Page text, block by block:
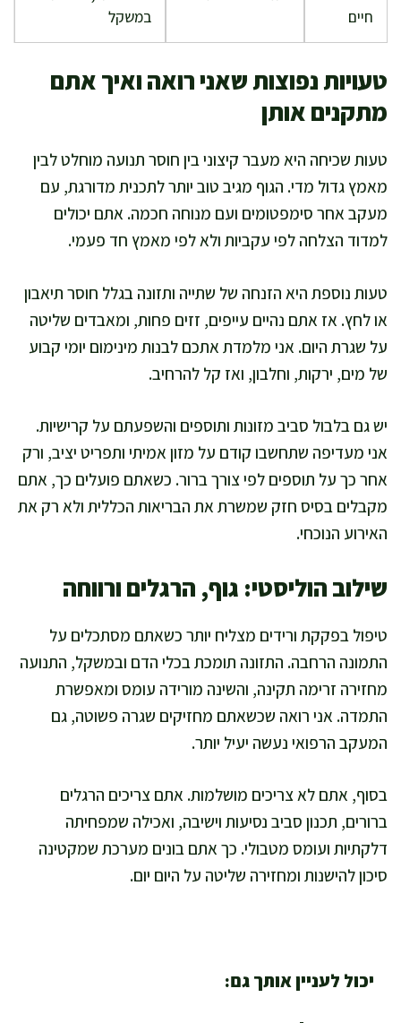
חיים
במשקל
טעויות נפוצות שאני רואה ואיך אתם
מתקנים אותן
טעות שכיחה היא מעבר קיצוני בין חוסר תנועה מוחלט לבין
מאמץ גדול מדי. הגוף מגיב טוב יותר לתכנית מדורגת, עם
מעקב אחר סימפטומים ועם מנוחה חכמה. אתם יכולים
למדוד הצלחה לפי עקביות ולא לפי מאמץ חד פעמי.
טעות נוספת היא הזנחה של שתייה ותזונה בגלל חוסר תיאבון
או לחץ. אז אתם נהיים עייפים, זזים פחות, ומאבדים שליטה
על שגרת היום. אני מלמדת אתכם לבנות מינימום יומי קבוע
של מים, ירקות, וחלבון, ואז קל להרחיב.
יש גם בלבול סביב מזונות ותוספים והשפעתם על קרישיות.
אני מעדיפה שתחשבו קודם על מזון אמיתי ותפריט יציב, ורק
אחר כך על תוספים לפי צורך ברור. כשאתם פועלים כך, אתם
מקבלים בסיס חזק שמשרת את הבריאות הכללית ולא רק את
האירוע הנוכחי.
שילוב הוליסטי: גוף, הרגלים ורווחה
טיפול בפקקת ורידים מצליח יותר כשאתם מסתכלים על
התמונה הרחבה. התזונה תומכת בכלי הדם ובמשקל, התנועה
מחזירה זרימה תקינה, והשינה מורידה עומס ומאפשרת
התמדה. אני רואה שכשאתם מחזיקים שגרה פשוטה, גם
המעקב הרפואי נעשה יעיל יותר.
בסוף, אתם לא צריכים מושלמות. אתם צריכים הרגלים
ברורים, תכנון סביב נסיעות וישיבה, ואכילה שמפחיתה
דלקתיות ועומס מטבולי. כך אתם בונים מערכת שמקטינה
סיכון להישנות ומחזירה שליטה על היום יום.
יכול לעניין אותך גם: